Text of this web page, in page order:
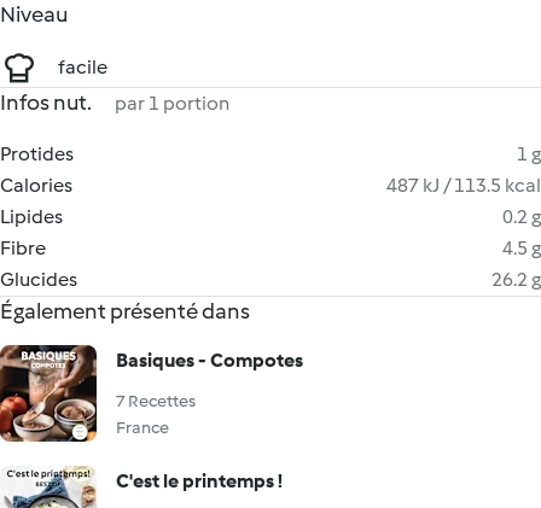
Niveau
facile
Infos nut. par 1 portion
Protides
1 g
Calories
487 kJ / 113.5 kcal
Lipides
0.2 g
Fibre
4.5 g
Glucides
26.2 g
Également présenté dans
Basiques - Compotes
7 Recettes
France
C'est le printemps !